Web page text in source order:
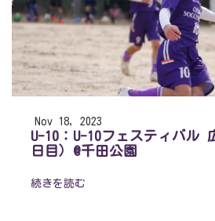
Nov 18, 2023
U-10：U-10フェスティバル
日目）@千田公園
続きを読む